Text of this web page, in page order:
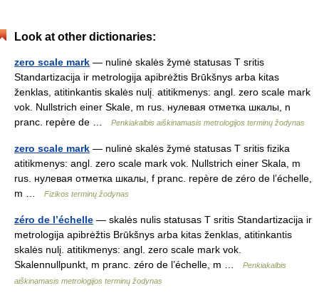
Look at other dictionaries:
zero scale mark — nulinė skalės žymė statusas T sritis
Standartizacija ir metrologija apibrėžtis Brūkšnys arba kitas
ženklas, atitinkantis skalės nulį. atitikmenys: angl. zero scale mark
vok. Nullstrich einer Skale, m rus. нулевая отметка шкалы, n
pranc. repère de …
Penkiakalbis aiškinamasis metrologijos terminų žodynas
zero scale mark — nulinė skalės žymė statusas T sritis fizika
atitikmenys: angl. zero scale mark vok. Nullstrich einer Skala, m
rus. нулевая отметка шкалы, f pranc. repère de zéro de l’échelle,
m …
Fizikos terminų žodynas
zéro de l’échelle — skalės nulis statusas T sritis Standartizacija ir
metrologija apibrėžtis Brūkšnys arba kitas ženklas, atitinkantis
skalės nulį. atitikmenys: angl. zero scale mark vok.
Skalennullpunkt, m pranc. zéro de l’échelle, m …
Penkiakalbis
aiškinamasis metrologijos terminų žodynas